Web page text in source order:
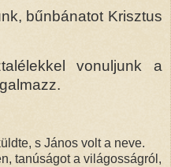
bűnbánatot Krisztus
vonuljunk a
s János volt a neve.
tanúságot a világosságról,